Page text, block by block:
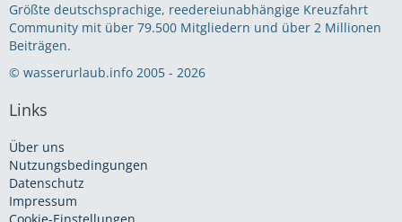
Größte deutschsprachige, reedereiunabhängige Kreuzfahrt
Community mit über 79.500 Mitgliedern und über 2 Millionen
Beiträgen.
© wasserurlaub.info 2005 - 2026
Links
Über uns
Nutzungsbedingungen
Datenschutz
Impressum